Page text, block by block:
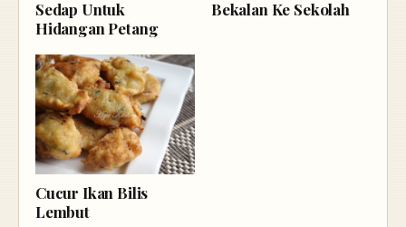
Sedap Untuk
Hidangan Petang
Bekalan Ke Sekolah
Cucur Ikan Bilis
Lembut